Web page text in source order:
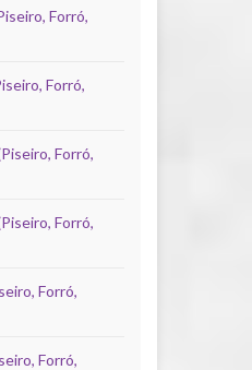
Forró,
Forró,
Forró,
Forró,
Forró,
Forró,